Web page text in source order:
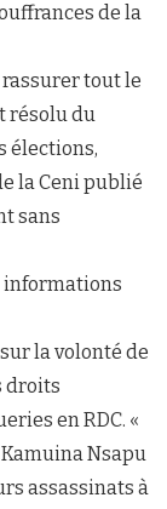
de la
tout le
résolu du
élections,
la Ceni publié
sans
informations
la volonté de
droits
en RDC. «
Nsapu
assassinats à